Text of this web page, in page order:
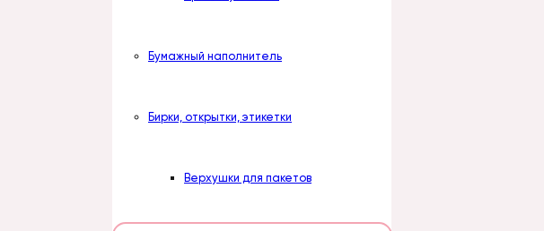
Бумажный наполнитель
Бирки, открытки, этикетки
Верхушки для пакетов